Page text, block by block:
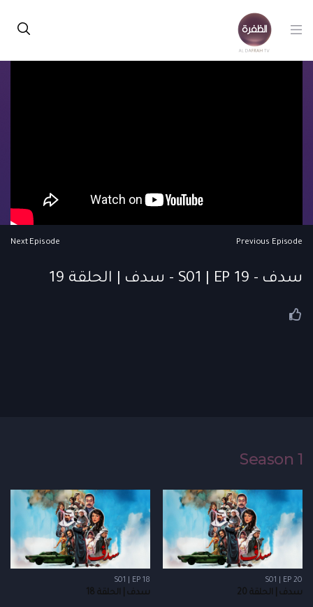
Previous Episode
Next Episode
سدف - S01 | EP 19 - سدف | الحلقة 19
Season 1
S01 | EP 20
سدف | الحلقة 20
S01 | EP 18
سدف | الحلقة 18